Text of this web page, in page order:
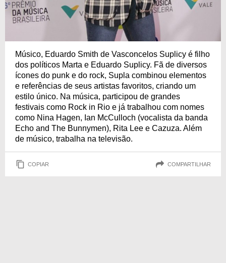
Músico, Eduardo Smith de Vasconcelos Suplicy é filho
dos políticos Marta e Eduardo Suplicy. Fã de diversos
ícones do punk e do rock, Supla combinou elementos
e referências de seus artistas favoritos, criando um
estilo único. Na música, participou de grandes
festivais como Rock in Rio e já trabalhou com nomes
como Nina Hagen, Ian McCulloch (vocalista da banda
Echo and The Bunnymen), Rita Lee e Cazuza. Além
de músico, trabalha na televisão.
COPIAR COMPARTILHAR